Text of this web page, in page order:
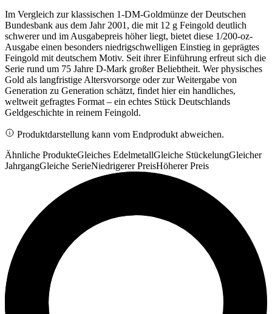
Im Vergleich zur klassischen 1-DM-Goldmünze der Deutschen
Bundesbank aus dem Jahr 2001, die mit 12 g Feingold deutlich
schwerer und im Ausgabepreis höher liegt, bietet diese 1/200-oz-
Ausgabe einen besonders niedrigschwelligen Einstieg in geprägtes
Feingold mit deutschem Motiv. Seit ihrer Einführung erfreut sich die
Serie rund um 75 Jahre D-Mark großer Beliebtheit. Wer physisches
Gold als langfristige Altersvorsorge oder zur Weitergabe von
Generation zu Generation schätzt, findet hier ein handliches,
weltweit gefragtes Format – ein echtes Stück Deutschlands
Geldgeschichte in reinem Feingold.
Produktdarstellung kann vom Endprodukt abweichen.
Ähnliche ProdukteGleiches EdelmetallGleiche StückelungGleicher
JahrgangGleiche SerieNiedrigerer PreisHöherer Preis